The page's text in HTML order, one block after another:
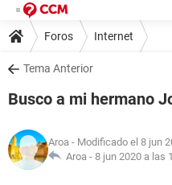
Foros Internet
Tema Anterior
Busco a mi hermano
Aroa - Modificado el 8 jun
Aroa - 8 jun 2020 a las